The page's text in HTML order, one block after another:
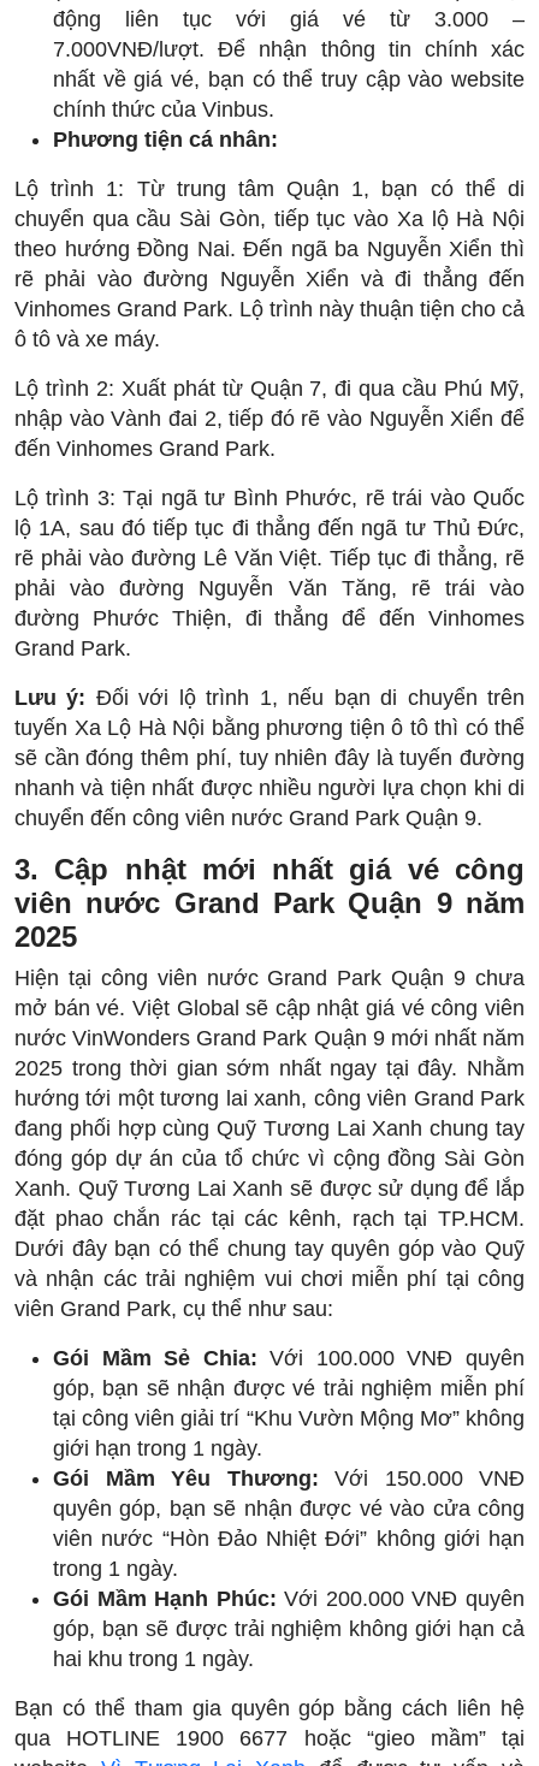
động liên tục với giá vé từ 3.000 –
7.000VNĐ/lượt. Để nhận thông tin chính xác
nhất về giá vé, bạn có thể truy cập vào website
chính thức của Vinbus.
Phương tiện cá nhân:
Lộ trình 1: Từ trung tâm Quận 1, bạn có thể di
chuyển qua cầu Sài Gòn, tiếp tục vào Xa lộ Hà Nội
theo hướng Đồng Nai. Đến ngã ba Nguyễn Xiển thì
rẽ phải vào đường Nguyễn Xiển và đi thẳng đến
Vinhomes Grand Park. Lộ trình này thuận tiện cho cả
ô tô và xe máy.
Lộ trình 2: Xuất phát từ Quận 7, đi qua cầu Phú Mỹ,
nhập vào Vành đai 2, tiếp đó rẽ vào Nguyễn Xiển để
đến Vinhomes Grand Park.
Lộ trình 3: Tại ngã tư Bình Phước, rẽ trái vào Quốc
lộ 1A, sau đó tiếp tục đi thẳng đến ngã tư Thủ Đức,
rẽ phải vào đường Lê Văn Việt. Tiếp tục đi thẳng, rẽ
phải vào đường Nguyễn Văn Tăng, rẽ trái vào
đường Phước Thiện, đi thẳng để đến Vinhomes
Grand Park.
Lưu ý: Đối với lộ trình 1, nếu bạn di chuyển trên
tuyến Xa Lộ Hà Nội bằng phương tiện ô tô thì có thể
sẽ cần đóng thêm phí, tuy nhiên đây là tuyến đường
nhanh và tiện nhất được nhiều người lựa chọn khi di
chuyển đến công viên nước Grand Park Quận 9.
3. Cập nhật mới nhất giá vé công
viên nước Grand Park Quận 9 năm
2025
Hiện tại công viên nước Grand Park Quận 9 chưa
mở bán vé. Việt Global sẽ cập nhật giá vé công viên
nước VinWonders Grand Park Quận 9 mới nhất năm
2025 trong thời gian sớm nhất ngay tại đây. Nhằm
hướng tới một tương lai xanh, công viên Grand Park
đang phối hợp cùng Quỹ Tương Lai Xanh chung tay
đóng góp dự án của tổ chức vì cộng đồng Sài Gòn
Xanh. Quỹ Tương Lai Xanh sẽ được sử dụng để lắp
đặt phao chắn rác tại các kênh, rạch tại TP.HCM.
Dưới đây bạn có thể chung tay quyên góp vào Quỹ
và nhận các trải nghiệm vui chơi miễn phí tại công
viên Grand Park, cụ thể như sau:
Gói Mầm Sẻ Chia:Với 100.000 VNĐ quyên
góp, bạn sẽ nhận được vé trải nghiệm miễn phí
tại công viên giải trí “Khu Vườn Mộng Mơ” không
giới hạn trong 1 ngày.
Gói Mầm Yêu Thương: Với 150.000 VNĐ
quyên góp, bạn sẽ nhận được vé vào cửa công
viên nước “Hòn Đảo Nhiệt Đới” không giới hạn
trong 1 ngày.
Gói Mầm Hạnh Phúc:Với 200.000 VNĐ quyên
góp, bạn sẽ được trải nghiệm không giới hạn cả
hai khu trong 1 ngày.
Bạn có thể tham gia quyên góp bằng cách liên hệ
qua HOTLINE 1900 6677 hoặc “gieo mầm” tại